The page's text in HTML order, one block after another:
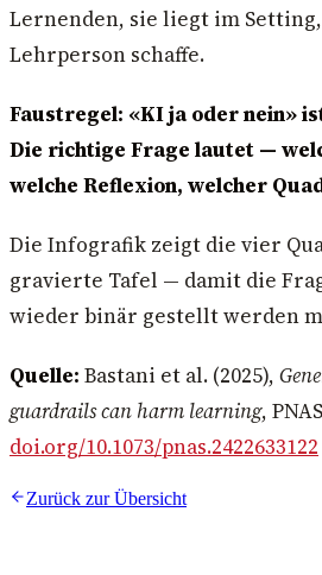
Lernenden, sie liegt im Setting,
Lehrperson schaffe.
Faustregel: «KI ja oder nein»
Die richtige Frage lautet —
welche Reflexion, welcher
Die Infografik zeigt die vier
gravierte Tafel — damit die
wieder binär gestellt werden
Quelle: Bastani et al. (2025),
guardrails can harm learning,
doi.org/10.1073/pnas.2422633122
Zurück zur Übersicht